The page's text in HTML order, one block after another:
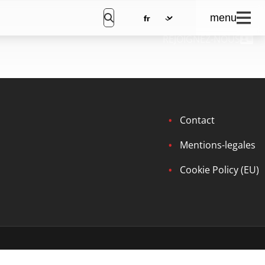
menu
REJOIGNEZ-NOUS
Contact
Mentions-legales
Cookie Policy (EU)